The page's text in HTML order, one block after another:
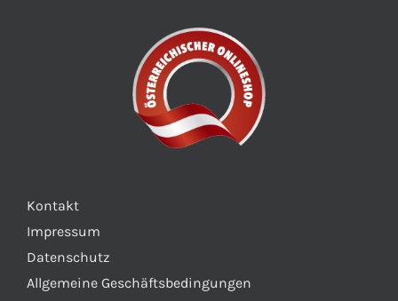
Kontakt
Impressum
Datenschutz
Allgemeine Geschäftsbedingungen